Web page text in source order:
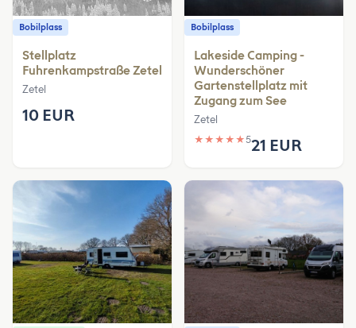
Bobilplass
Stellplatz
Fuhrenkampstraße Zetel
Zetel
10 EUR
Bobilplass
Lakeside Camping -
Wunderschöner
Gartenstellplatz mit
Zugang zum See
Zetel
★ ★ ★ ★ ★521 EUR